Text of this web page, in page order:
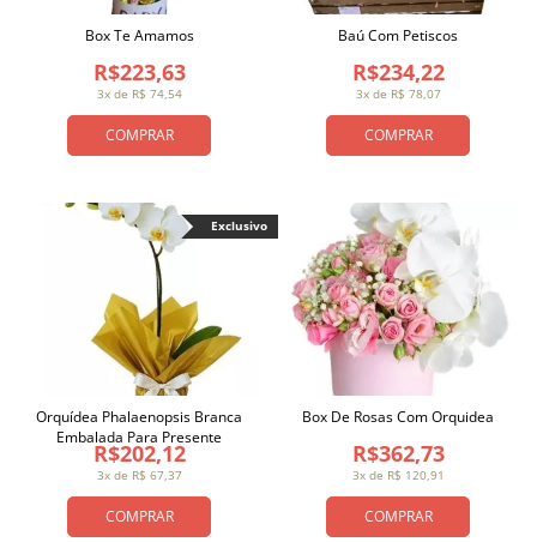
COMPRAR
3x de R$ 74,54
R$223,63
Box Te Amamos
COMPRAR
3x de R$ 78,07
R$234,22
Baú Com Petiscos
COMPRAR
3x de R$ 67,37
R$202,12
Orquídea Phalaenopsis Branca
Embalada Para Presente
Exclusivo
COMPRAR
3x de R$ 120,91
R$362,73
Box De Rosas Com Orquidea